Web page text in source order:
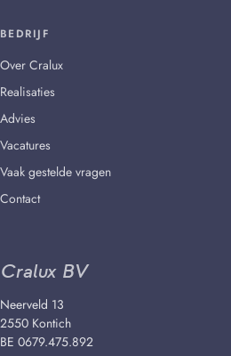
BEDRIJF
Over Cralux
Realisaties
Advies
Vacatures
Vaak gestelde vragen
Contact
Cralux BV
Neerveld 13
2550 Kontich
BE 0679.475.892